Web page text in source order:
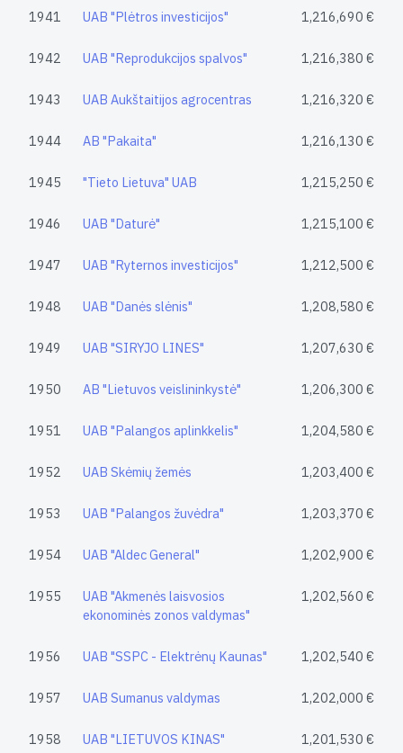
1941 UAB "Plėtros investicijos" 1,216,690 €
1942 UAB "Reprodukcijos spalvos" 1,216,380 €
1943 UAB Aukštaitijos agrocentras 1,216,320 €
1944 AB "Pakaita" 1,216,130 €
1945 "Tieto Lietuva" UAB 1,215,250 €
1946 UAB "Daturė" 1,215,100 €
1947 UAB "Ryternos investicijos" 1,212,500 €
1948 UAB "Danės slėnis" 1,208,580 €
1949 UAB "SIRYJO LINES" 1,207,630 €
1950 AB "Lietuvos veislininkystė" 1,206,300 €
1951 UAB "Palangos aplinkkelis" 1,204,580 €
1952 UAB Skėmių žemės 1,203,400 €
1953 UAB "Palangos žuvėdra" 1,203,370 €
1954 UAB "Aldec General" 1,202,900 €
1955
UAB "Akmenės laisvosios
ekonominės zonos valdymas"
1,202,560 €
1956 UAB "SSPC - Elektrėnų Kaunas" 1,202,540 €
1957 UAB Sumanus valdymas 1,202,000 €
1958 UAB "LIETUVOS KINAS" 1,201,530 €